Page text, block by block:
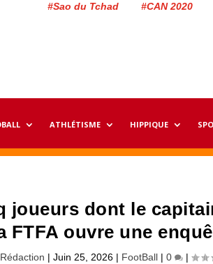
#Sao du Tchad #CAN 2020
ATHLÉTISME HIPPIQUE
joueurs dont le
FTFA ouvre une
Rédaction |Juin 25, 2026 | FootBall |0 |